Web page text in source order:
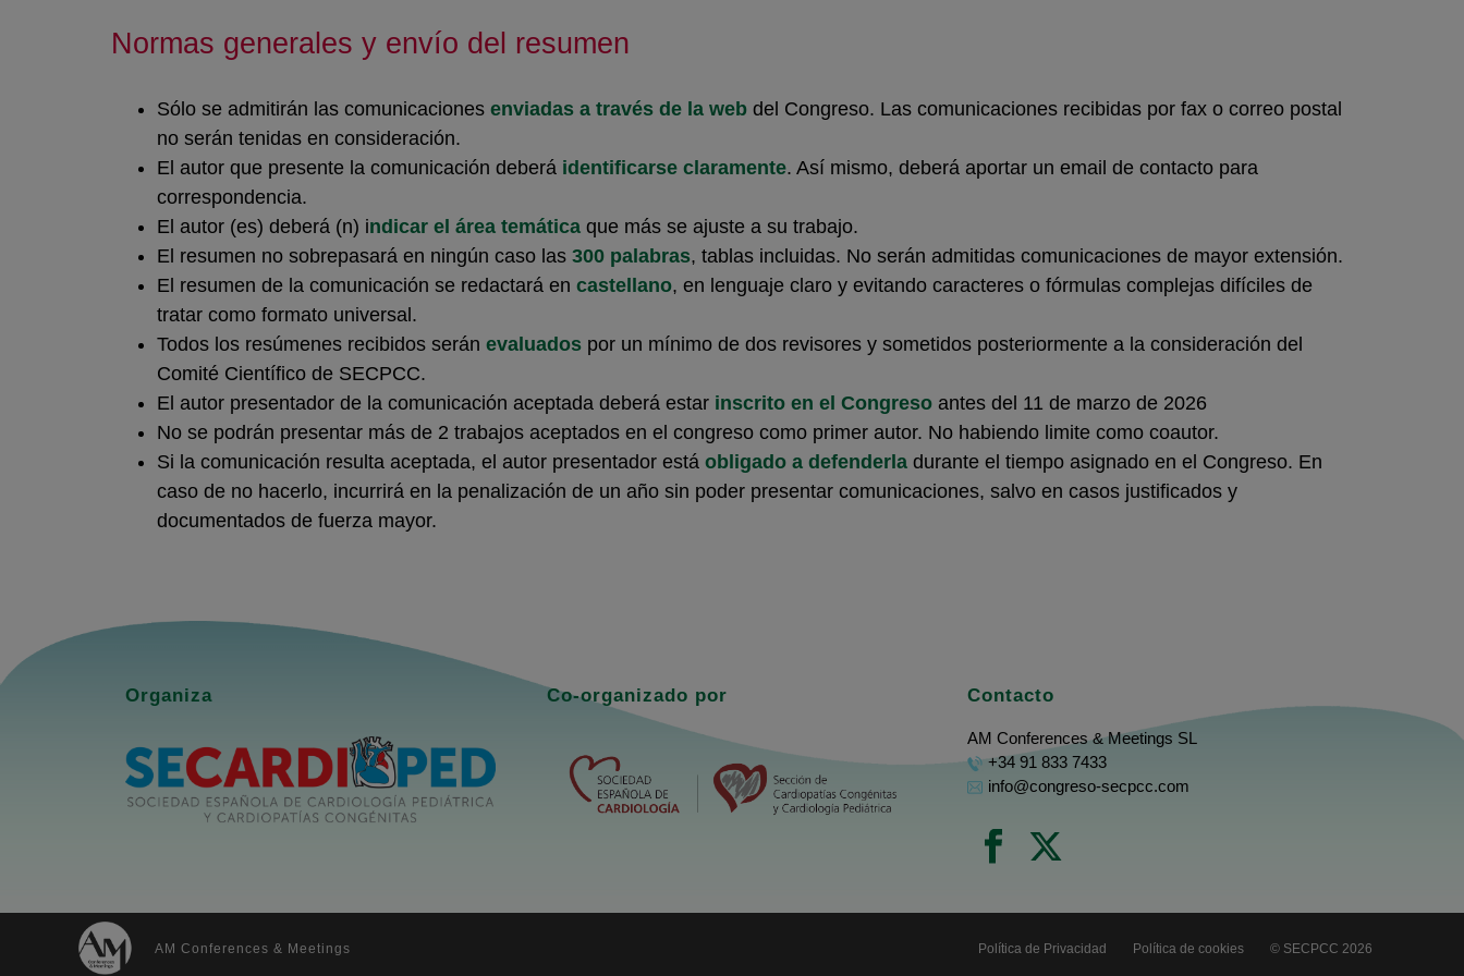
Normas generales y envío del resumen
Sólo se admitirán las comunicacionesenviadas a través de la web del Congreso. Las comunicaciones recibidas por fax o correo postal
no serán tenidas en consideración.
El autor que presente la comunicación deberá identificarse claramente. Así mismo, deberá aportar un email de contacto para
correspondencia.
El autor (es) deberá (n) indicar el área temática que más se ajuste a su trabajo.
El resumen no sobrepasará en ningún caso las300 palabras, tablas incluidas. No serán admitidas comunicaciones de mayor extensión.
El resumen de la comunicación se redactará encastellano, en lenguaje claro y evitando caracteres o fórmulas complejas difíciles de
tratar como formato universal.
Todos los resúmenes recibidos serán evaluados por un mínimo de dos revisores y sometidos posteriormente a la consideración del
Comité Científico de SECPCC.
El autor presentador de la comunicación aceptada deberá estar inscrito en el Congreso antes del 11 de marzo de 2026
No se podrán presentar más de 2 trabajos aceptados en el congreso como primer autor. No habiendo limite como coautor.
Si la comunicación resulta aceptada, el autor presentador estáobligado a defenderla durante el tiempo asignado en el Congreso. En
caso de no hacerlo, incurrirá en la penalización de un año sin poder presentar comunicaciones, salvo en casos justificados y
documentados de fuerza mayor.
Organiza Co-organizado por Contacto
AM Conferences & Meetings SL
+34 91 833 7433
info@congreso-secpcc.com
AM Conferences & Meetings Política de Privacidad Política de cookies © SECPCC 2026